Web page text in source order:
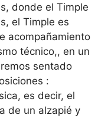
donde el Timple
el Timple es
acompañamiento
técnico,, en un
sentado
:
es decir, el
de un alzapié y